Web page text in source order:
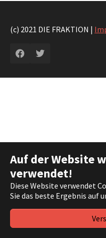
Auf der Website
verwendet!
Diese Website verwendet
Sie das beste Ergebnis auf
(c) 2021 DIE FRAKTION |
FacebookTwitter